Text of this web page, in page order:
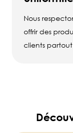
Nous
offrir des
clients